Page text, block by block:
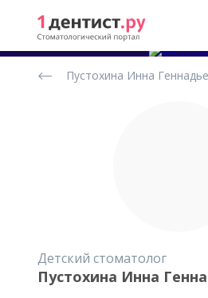
стоматологов
Пустохина Инна
Детский стоматолог
Пустохина Инна